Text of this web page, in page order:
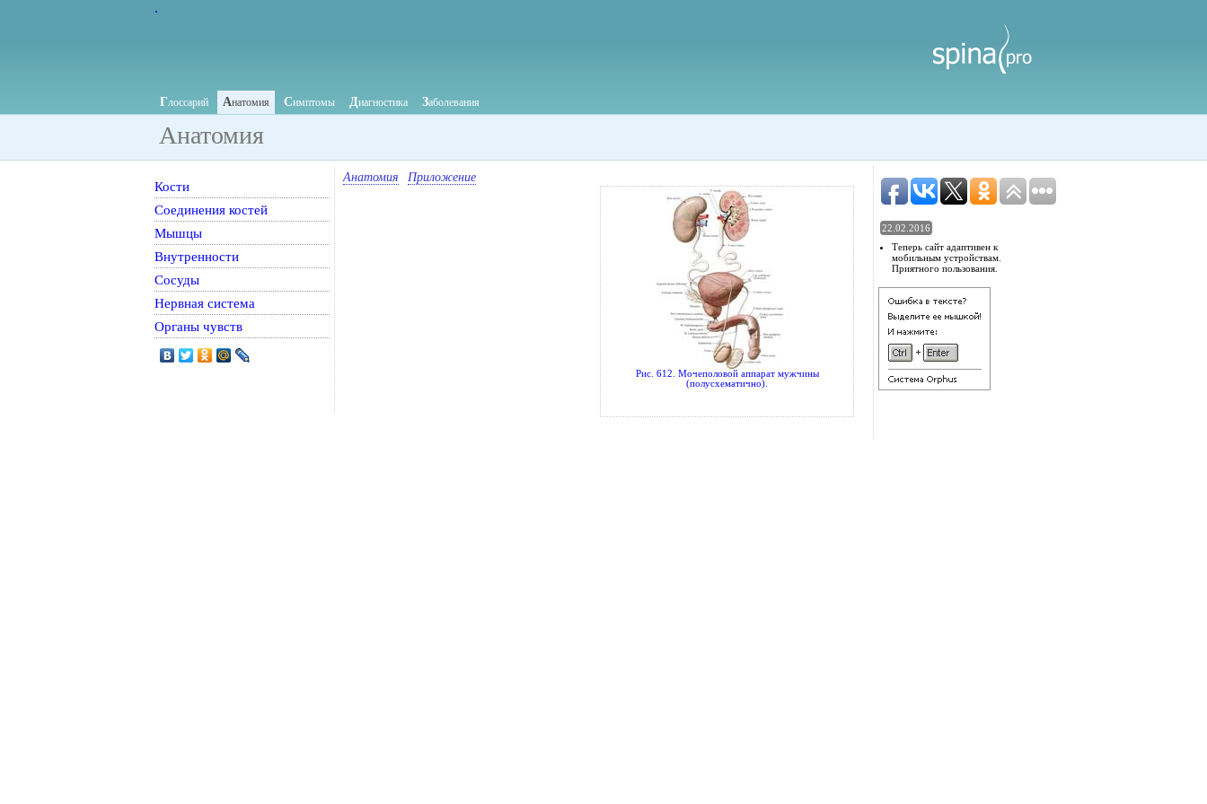
.
Глоссарий Анатомия Симптомы Диагностика Заболевания
Анатомия
Анатомия Приложение
Рис. 612. Мочеполовой аппарат мужчины
(полусхематично).
Кости
Соединения костей
Мышцы
Внутренности
Сосуды
Нервная система
Органы чувств
22.02.2016
Теперь сайт адаптивен к
мобильным устройствам.
Приятного пользования.